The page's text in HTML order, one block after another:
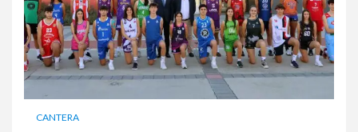
CANTERA